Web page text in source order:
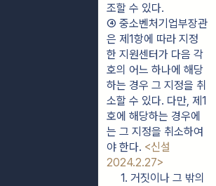
조할 수 있다.
④ 중소벤처기업부장관
은 제1항에 따라 지정
한 지원센터가 다음 각
호의 어느 하나에 해당
하는 경우 그 지정을 취
소할 수 있다. 다만, 제1
호에 해당하는 경우에
는 그 지정을 취소하여
야 한다. <신설
2024.2.27>
1. 거짓이나 그 밖의